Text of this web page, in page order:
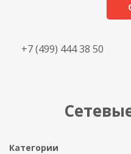
+7 (499) 444 38 50
Категории